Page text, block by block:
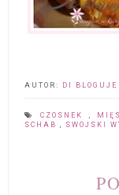
AUTOR: DI BLOGUJE
CZOSNEK
SCHAB
SWOJSKI